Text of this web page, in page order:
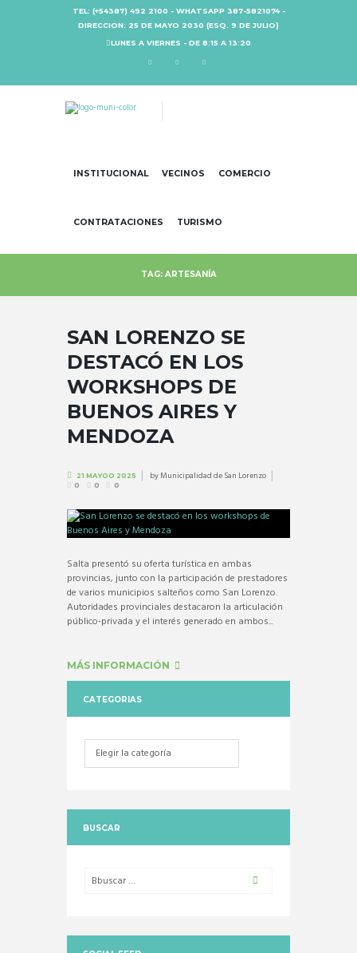
TEL: (+54387) 492 2100 - WHATSAPP 387-5821074 -
DIRECCION: 25 DE MAYO 2030 (ESQ. 9 DE JULIO)
LUNES A VIERNES - DE 8:15 A 13:20
INSTITUCIONAL VECINOS COMERCIO
CONTRATACIONES TURISMO
TAG: ARTESANÍA
SAN LORENZO SE
DESTACÓ EN LOS
WORKSHOPS DE
BUENOS AIRES Y
MENDOZA
21 MAYOO 2025 byMunicipalidad de San Lorenzo
0 0 0
Salta presentó su oferta turística en ambas
provincias, junto con la participación de prestadores
de varios municipios salteños como San Lorenzo.
Autoridades provinciales destacaron la articulación
público-privada y el interés generado en ambos...
MÁS INFORMACIÓN
CATEGORIAS
Categorias
BUSCAR